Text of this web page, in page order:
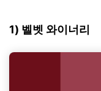
1) 벨벳 와이너리